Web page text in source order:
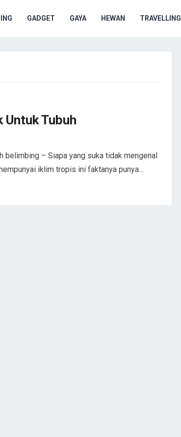
GADGET GAYA HEWAN TRAVELLING
Untuk Tubuh
belimbing – Siapa yang suka tidak mengenal
iklim tropis ini faktanya punya…